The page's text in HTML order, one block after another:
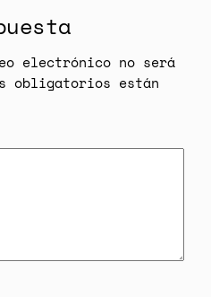
electrónico no será
obligatorios están